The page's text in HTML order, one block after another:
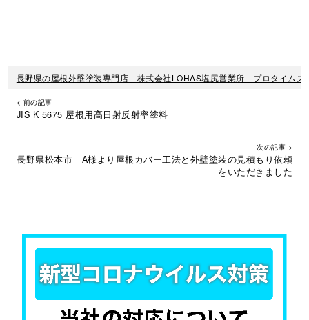
長野県の屋根外壁塗装専門店 株式会社LOHAS塩尻営業所 プロタイムズ
< 前の記事
JIS K 5675 屋根用高日射反射率塗料
次の記事 >
長野県松本市 A様より屋根カバー工法と外壁塗装の見積もり依頼
をいただきました